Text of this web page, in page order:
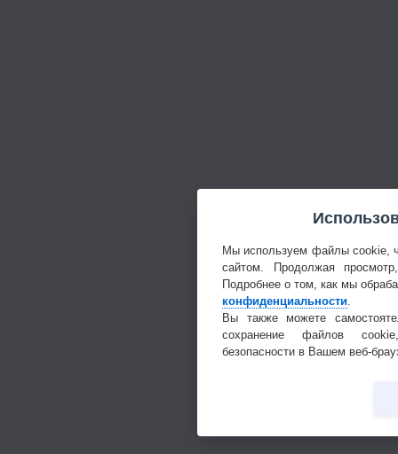
Мы используем файлы cookie,
сайтом. Продолжая
Подробнее о том, как мы
конфиденциальности
Вы также можете
сохранение файлов
безопасности в Вашем веб-